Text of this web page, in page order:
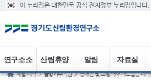
이 누리집은 대한민국 공식 전자정부 누리집입니다.
자료실
알림
산림휴양
연구소소
체험·예약 > 물향기수목원 > 장애인 및 보행약자 카트탑승 예약